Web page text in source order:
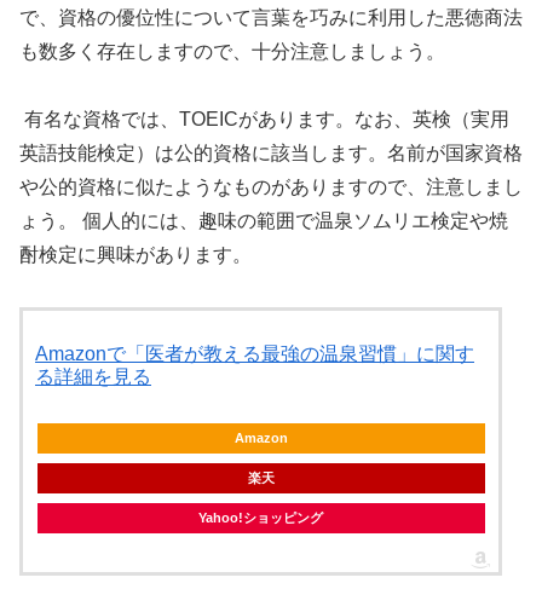
で、資格の優位性について言葉を巧みに利用した悪徳商法
も数多く存在しますので、十分注意しましょう。
有名な資格では、TOEICがあります。なお、英検（実用
英語技能検定）は公的資格に該当します。名前が国家資格
や公的資格に似たようなものがありますので、注意しまし
ょう。 個人的には、趣味の範囲で温泉ソムリエ検定や焼
酎検定に興味があります。
Amazonで「医者が教える最強の温泉習慣」に関す
る詳細を見る
Amazon
楽天
Yahoo!ショッピング